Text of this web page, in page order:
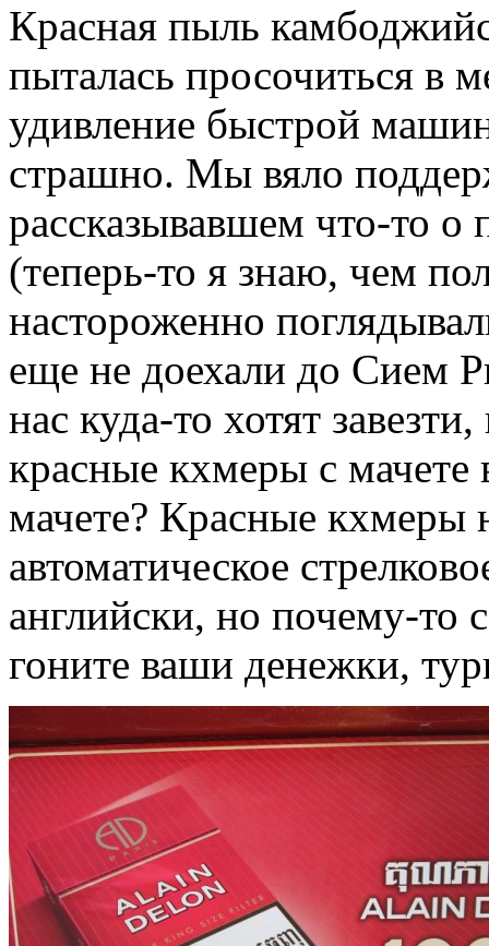
Красная пыль
пыталась просочиться в
удивление быстрой
страшно. Мы вяло
рассказывавшем что-то
(теперь-то я знаю, чем
настороженно
еще не доехали до Сием
нас куда-то хотят
красные кхмеры с мачете
мачете? Красные кхмеры
автоматическое
английски, но почему-то
гоните ваши денежки,